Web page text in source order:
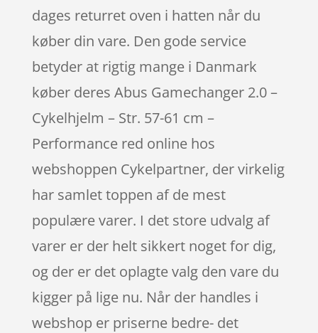
dages returret oven i hatten når du
køber din vare. Den gode service
betyder at rigtig mange i Danmark
køber deres Abus Gamechanger 2.0 –
Cykelhjelm – Str. 57-61 cm –
Performance red online hos
webshoppen Cykelpartner, der virkelig
har samlet toppen af de mest
populære varer. I det store udvalg af
varer er der helt sikkert noget for dig,
og der er det oplagte valg den vare du
kigger på lige nu. Når der handles i
webshop er priserne bedre- det